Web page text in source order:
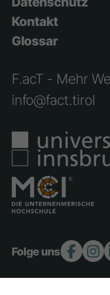
Kontakt
Glossar
F.acT - Mehr
info@fact.tirol
Folge uns: